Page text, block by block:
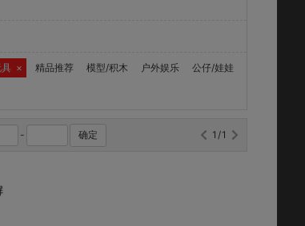
× 精品推荐 模型/积木 户外娱乐 公仔/娃娃
- 确定 1/1